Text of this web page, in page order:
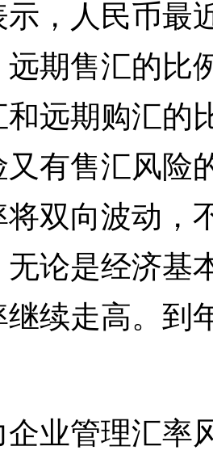
示，人民币最
期售汇的比
远期购汇的
有售汇风险
双向波动，
论是经济基
续走高。到
企业管理汇率